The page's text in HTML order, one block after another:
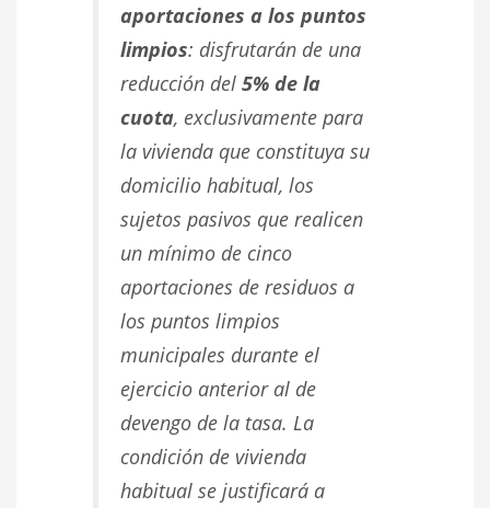
aportaciones a los puntos
limpios: disfrutarán de una
reducción del 5% de la
cuota, exclusivamente para
la vivienda que constituya su
domicilio habitual, los
sujetos pasivos que realicen
un mínimo de cinco
aportaciones de residuos a
los puntos limpios
municipales durante el
ejercicio anterior al de
devengo de la tasa. La
condición de vivienda
habitual se justificará a